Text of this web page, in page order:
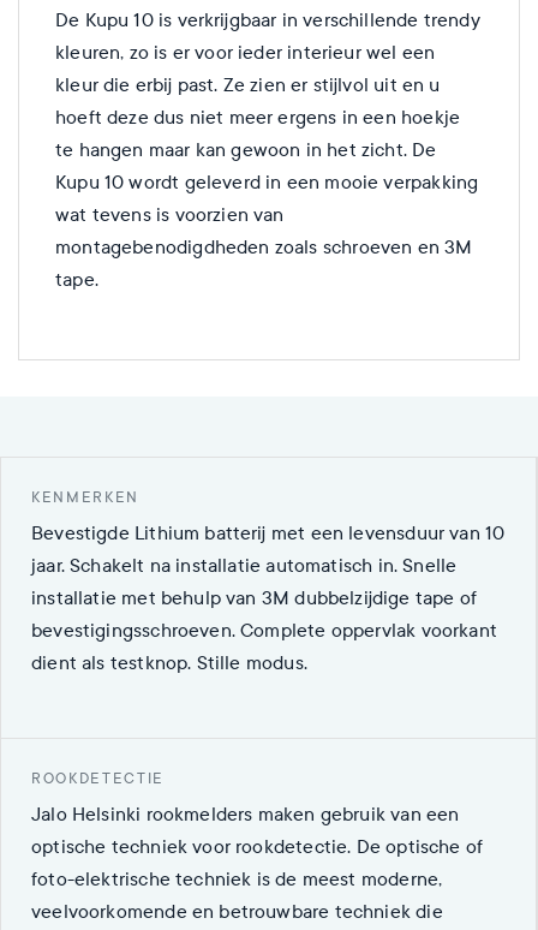
De Kupu 10 is verkrijgbaar in verschillende trendy
kleuren, zo is er voor ieder interieur wel een
kleur die erbij past. Ze zien er stijlvol uit en u
hoeft deze dus niet meer ergens in een hoekje
te hangen maar kan gewoon in het zicht. De
Kupu 10 wordt geleverd in een mooie verpakking
wat tevens is voorzien van
montagebenodigdheden zoals schroeven en 3M
tape.
KENMERKEN
Bevestigde Lithium batterij met een levensduur van 10
jaar. Schakelt na installatie automatisch in. Snelle
installatie met behulp van 3M dubbelzijdige tape of
bevestigingsschroeven. Complete oppervlak voorkant
dient als testknop. Stille modus.
ROOKDETECTIE
Jalo Helsinki rookmelders maken gebruik van een
optische techniek voor rookdetectie. De optische of
foto-elektrische techniek is de meest moderne,
veelvoorkomende en betrouwbare techniek die